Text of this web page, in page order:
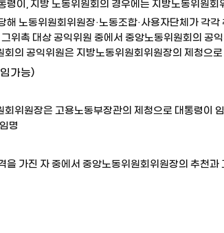
령이, 지방 노동위원회의 경우에는 지방노동위원
해 노동위원회위원장·노동조합·사용자단체가 각
위촉 대상 공익위원 중에서 중앙노동위원회의 공
회의 공익위원은 지방노동위원회위원장의 제청으
가능)
회위원장은 고용노동부장관의 제청으로 대통령이
명
을 가진 자 중에서 중앙노동위원회위원장의 추천